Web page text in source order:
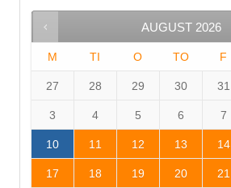
AUGUST 2026
M TI O TO F
27 28 29 30 31
3 4 5 6 7
10 11 12 13 14
17 18 19 20 21